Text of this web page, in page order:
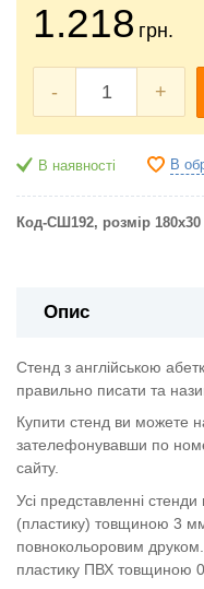
1.218 грн.
- +
В наявності В
Код-СШ192, розмір
Опис
Стенд з англійською
правильно писати та
Купити стенд ви можете
зателефонувавши по
сайту.
Усі представленні стенди
(пластику) товщиною 3
повнокольоровим
пластику ПВХ товщиною